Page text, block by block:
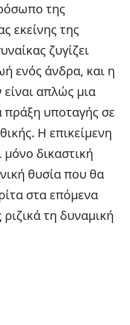
της
εκείνης της
ζυγίζει
ενός άνδρα, και η
απλώς μια
υποταγής σε
Η επικείμενη
μόνο δικαστική
θυσία που θα
στα επόμενα
τη δυναμική